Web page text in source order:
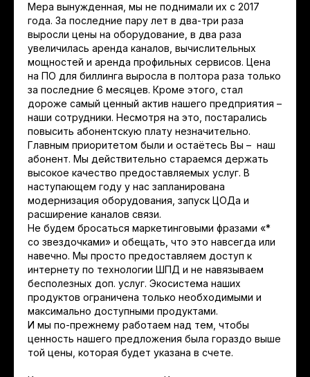
Мера вынужденная, мы не поднимали их с 2017
года. За последние пару лет в два-три раза
выросли цены на оборудование, в два раза
увеличилась аренда каналов, вычислительных
мощностей и аренда профильных сервисов. Цена
на ПО для биллинга выросла в полтора раза только
за последние 6 месяцев. Кроме этого, стал
дороже самый ценный актив нашего предприятия –
наши сотрудники. Несмотря на это, постарались
повысить абонентскую плату незначительно.
Главным приоритетом были и остаётесь Вы – наш
абонент. Мы действительно стараемся держать
высокое качество предоставляемых услуг. В
наступающем году у нас запланирована
модернизация оборудования, запуск ЦОДа и
расширение каналов связи.
Не будем бросаться маркетинговыми фразами «*
со звездочками» и обещать, что это навсегда или
навечно. Мы просто предоставляем доступ к
интернету по технологии ШПД и не навязываем
бесполезных доп. услуг. Экосистема наших
продуктов ограничена только необходимыми и
максимально доступными продуктами.
И мы по-прежнему работаем над тем, чтобы
ценность нашего предложения была гораздо выше
той цены, которая будет указана в счете.